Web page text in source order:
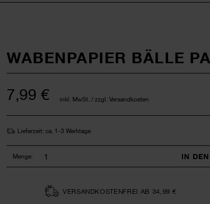
WABENPAPIER BÄLLE
7,99 € inkl. MwSt. / zzgl. Versandkosten
Lieferzeit: ca. 1-3 Werktage
Menge: IN
VERSAND­KOSTEN­FREI AB 34,99 €